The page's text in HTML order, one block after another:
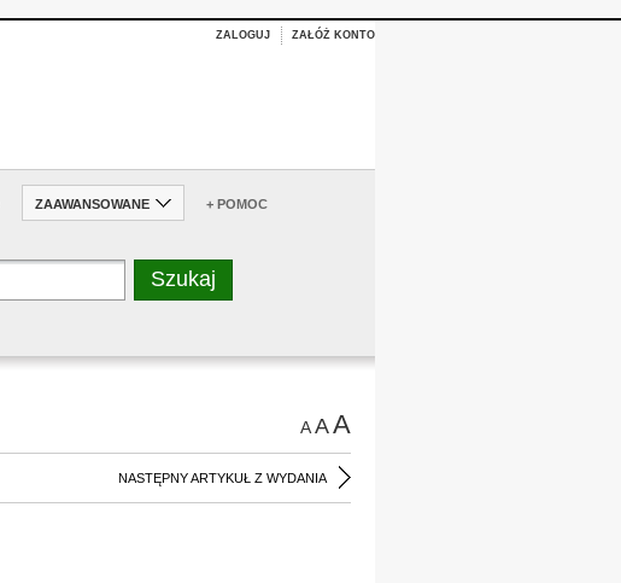
ZALOGUJ ZAŁÓŻ KONTO
ZAAWANSOWANE + POMOC
AAA
NASTĘPNY ARTYKUŁ Z WYDANIA